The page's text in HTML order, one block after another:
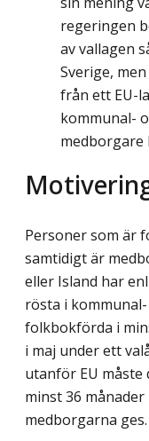
regeringen
av vallagen
Sverige,
från ett EU-
kommunal-
medborgare
Personer som är
samtidigt är
eller Island har
rösta i
folkbokförda i
i maj under ett
utanför EU måste
minst 36
medborgarna ges.